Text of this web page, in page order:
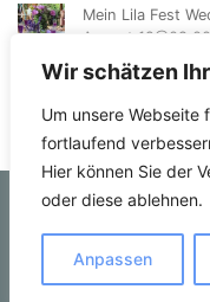
Wir schätzen
Um unsere Webseite
fortlaufend
Hier können Sie der
oder diese ablehnen.
Anpassen
Mein Lila Fest
August 12@08:00
Kontakt